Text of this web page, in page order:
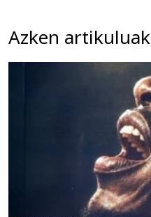
Azken artikuluak